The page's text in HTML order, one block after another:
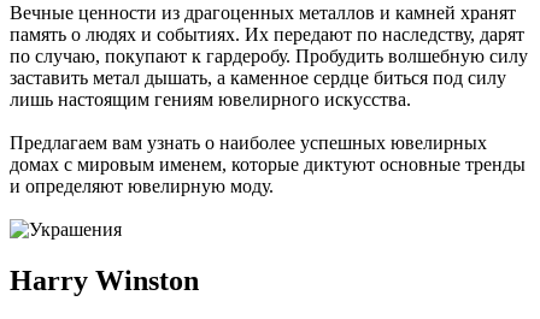
Вечные ценности из драгоценных металлов и камней хранят
память о людях и событиях. Их передают по наследству, дарят
по случаю, покупают к гардеробу. Пробудить волшебную силу
заставить метал дышать, а каменное сердце биться под силу
лишь настоящим гениям ювелирного искусства.
Предлагаем вам узнать о наиболее успешных ювелирных
домах с мировым именем, которые диктуют основные тренды
и определяют ювелирную моду.
Harry Winston